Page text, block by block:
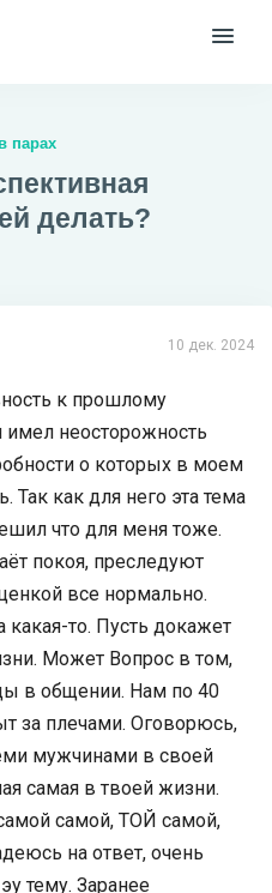
парах
делать?
10 дек. 2024
к прошлому
имел неосторожность
о которых в моем
Так как для него эта тема
что для меня тоже.
покоя, преследуют
все нормально.
то. Пусть докажет
Может Вопрос в том,
в общении. Нам по 40
за плечами. Оговорюсь,
мужчинами в своей
самая в твоей жизни.
самой, ТОЙ самой,
на ответ, очень
тему. Заранее